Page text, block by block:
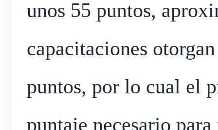
unos 55 puntos,
capacitaciones
puntos, por lo cual el
puntaje necesario